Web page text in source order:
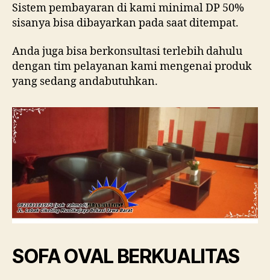
Sistem pembayaran di kami minimal DP 50%
sisanya bisa dibayarkan pada saat ditempat.
Anda juga bisa berkonsultasi terlebih dahulu
dengan tim pelayanan kami mengenai produk
yang sedang andabutuhkan.
SOFA OVAL BERKUALITAS